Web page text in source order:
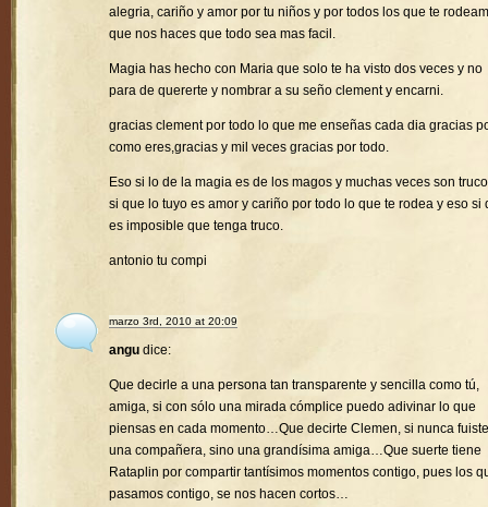
alegria, cariño y amor por tu niños y por todos los que te
que nos haces que todo sea mas facil.
Magia has hecho con Maria que solo te ha visto dos veces y no
para de quererte y nombrar a su seño clement y encarni.
gracias clement por todo lo que me enseñas cada dia gracias
como eres,gracias y mil veces gracias por todo.
Eso si lo de la magia es de los magos y muchas veces son
si que lo tuyo es amor y cariño por todo lo que te rodea y eso si
es imposible que tenga truco.
antonio tu compi
marzo 3rd, 2010 at 20:09
angu dice:
Que decirle a una persona tan transparente y sencilla como tú,
amiga, si con sólo una mirada cómplice puedo adivinar lo que
piensas en cada momento…Que decirte Clemen, si nunca fuiste
una compañera, sino una grandísima amiga…Que suerte tiene
Rataplin por compartir tantísimos momentos contigo, pues los
pasamos contigo, se nos hacen cortos…